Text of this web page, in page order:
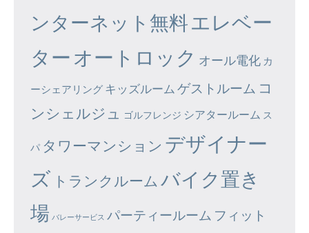
ンターネット無料エレベー
ター オートロック オール電化 カ
ーシェアリング キッズルーム ゲストルーム コ
ンシェルジュ
ゴルフレンジ シアタールーム ス
パ タワーマンション デザイナー
ズ トランクルーム バイク置き
場 バレーサービス パーティールーム フィット